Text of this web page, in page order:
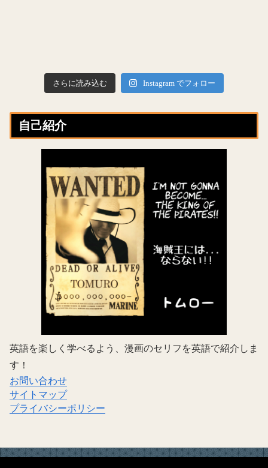
さらに読み込む Instagram でフォロー
自己紹介
英語を楽しく学べるよう、漫画のセリフを英語で紹介しま
す！
お問い合わせ
サイトマップ
プライバシーポリシー